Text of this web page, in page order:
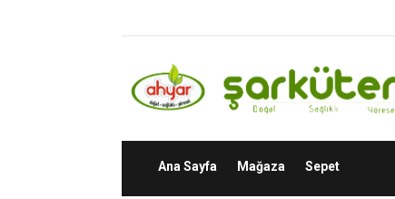
Ana Sayfa Mağaza Sepet